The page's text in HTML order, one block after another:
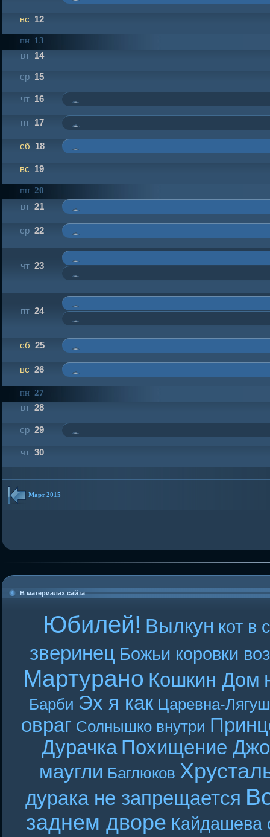
вс 12
пн 13
вт 14
ср 15
чт 16
пт 17
сб 18
вс 19
пн 20
вт 21
ср 22
чт 23
пт 24
сб 25
вс 26
пн 27
вт 28
ср 29
чт 30
Март 2015
В материалах сайта
Юбилей! Вылкун кот в
зверинец Божьи коровки
Мартурано Кошкин Дом
Барби Эх я как Царевна-
овраг Солнышко внутри
Дурачка Похищение
маугли Баглюков
дурака не запрещается
заднем дворе Кайдашева